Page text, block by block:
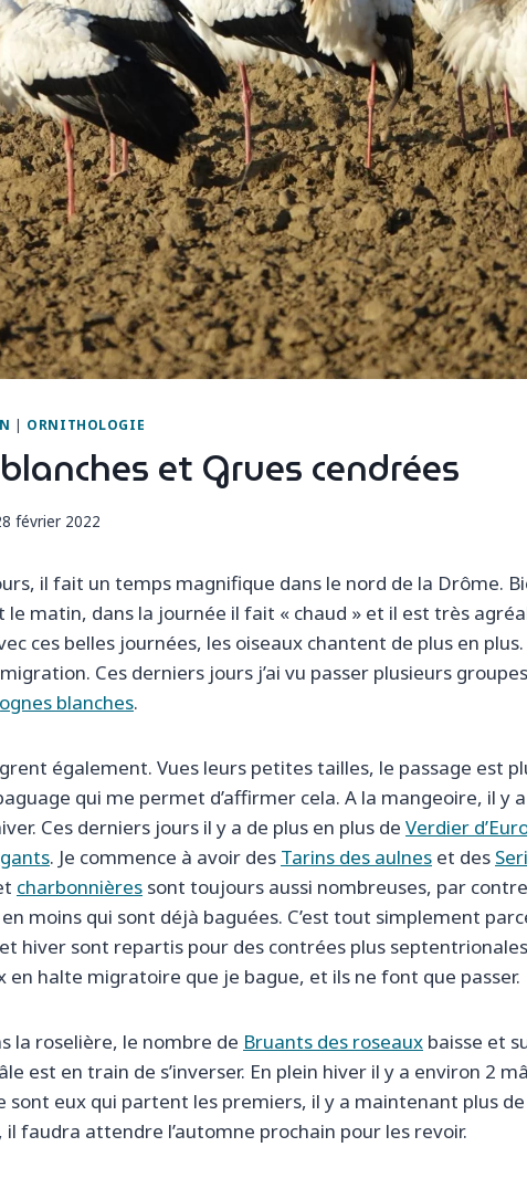
| ORNITHOLOGIE
et Grues cendrées
février 2022
il fait un temps magnifique dans le nord de la Drôme.
matin, dans la journée il fait « chaud » et il est très
ces belles journées, les oiseaux chantent de plus en
Ces derniers jours j’ai vu passer plusieurs
blanches.
également. Vues leurs petites tailles, le passage est
qui me permet d’affirmer cela. A la mangeoire, il y
Ces derniers jours il y a de plus en plus de Verdier
. Je commence à avoir des Tarins des aulnes et des
charbonnières sont toujours aussi nombreuses, par contre
moins qui sont déjà baguées. C’est tout simplement
hiver sont repartis pour des contrées plus
en halte migratoire que je bague, et ils ne font que passer.
la roselière, le nombre de Bruants des roseaux baisse et
est en train de s’inverser. En plein hiver il y a environ 2
sont eux qui partent les premiers, il y a maintenant plus
il faudra attendre l’automne prochain pour les revoir.